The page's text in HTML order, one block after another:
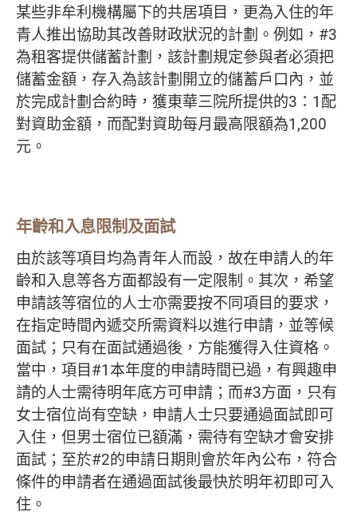
某些非牟利機構屬下的共居項目，更為入住的年
青人推出協助其改善財政狀況的計劃。例如，#3
為租客提供儲蓄計劃，該計劃規定參與者必須把
儲蓄金額，存入為該計劃開立的儲蓄戶口內，並
於完成計劃合約時，獲東華三院所提供的3：1配
對資助金額，而配對資助每月最高限額為1,200
元。
年齡和入息限制及面試
由於該等項目均為青年人而設，故在申請人的年
齡和入息等各方面都設有一定限制。其次，希望
申請該等宿位的人士亦需要按不同項目的要求，
在指定時間內遞交所需資料以進行申請，並等候
面試；只有在面試通過後，方能獲得入住資格。
當中，項目#1本年度的申請時間已過，有興趣申
請的人士需待明年底方可申請；而#3方面，只有
女士宿位尚有空缺，申請人士只要通過面試即可
入住，但男士宿位已額滿，需待有空缺才會安排
面試；至於#2的申請日期則會於年內公布，符合
條件的申請者在通過面試後最快於明年初即可入
住。